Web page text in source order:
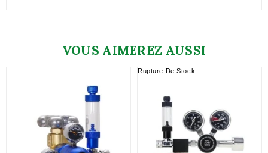
VOUS AIMEREZ AUSSI
Rupture De Stock